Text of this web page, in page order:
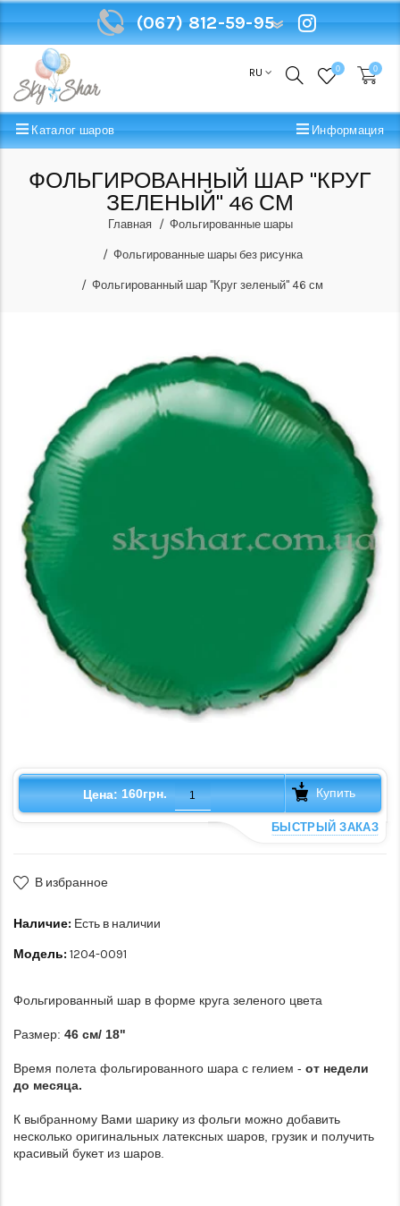
(067) 812-59-95
RU 0 0
Каталог шаров Информация
ФОЛЬГИРОВАННЫЙ ШАР "КРУГ
ЗЕЛЕНЫЙ" 46 СМ
Главная Фольгированные шары
Фольгированные шары без рисунка
Фольгированный шар "Круг зеленый" 46 см
Цена: 160грн. Купить
БЫСТРЫЙ ЗАКАЗ
В избранное
Наличие: Есть в наличии
Модель: 1204-0091
Фольгированный шар в форме круга зеленого цвета
Размер: 46 см/ 18"
Время полета фольгированного шара с гелием - от недели
до месяца.
К выбранному Вами шарику из фольги можно добавить
несколько оригинальных латексных шаров, грузик и получить
красивый букет из шаров.